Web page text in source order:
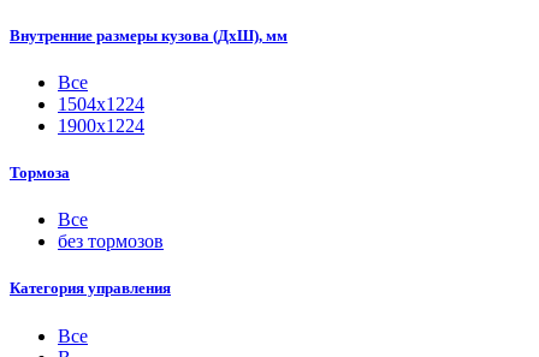
Внутренние размеры кузова (ДхШ), мм
Все
1504х1224
1900х1224
Тормоза
Все
без тормозов
Категория управления
Все